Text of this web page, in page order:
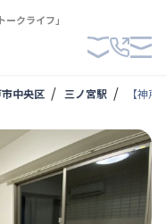
クライフ」
中央区 三ノ宮駅 【神